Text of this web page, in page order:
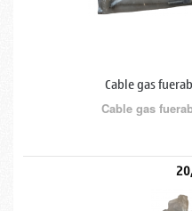
Cable gas
Cable gas